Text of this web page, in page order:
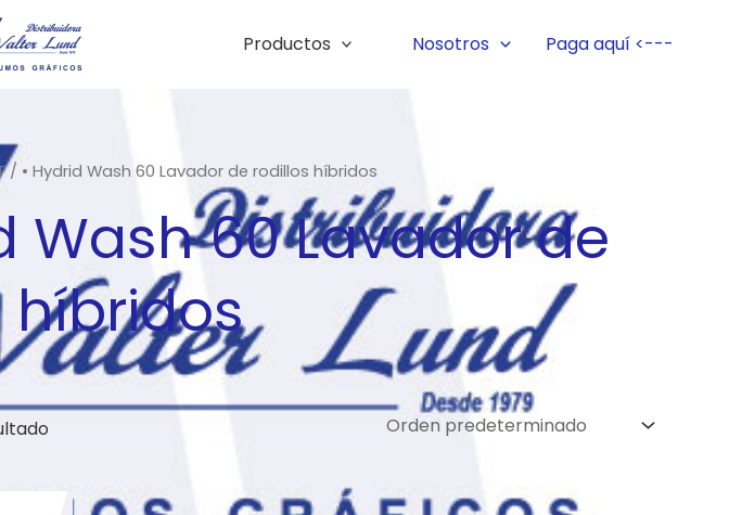
Productos Nosotros Paga aquí <---
/ • Hydrid Wash 60 Lavador de rodillos híbridos
Wash 60 Lavador de
híbridos